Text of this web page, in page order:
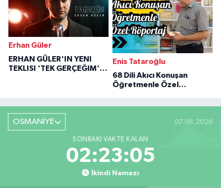
Erhan Güler
ERHAN GÜLER'IN YENI
TEKLISI 'TEK GERÇEĞIM'LE
Enis Tataroğlu
68 Dili Akıcı Konuşan
Öğretmenle Özel
OSMANİYE 07.08.2026
SONRAKI VAKTE KALAN
02:23:04
İkindi Namazı